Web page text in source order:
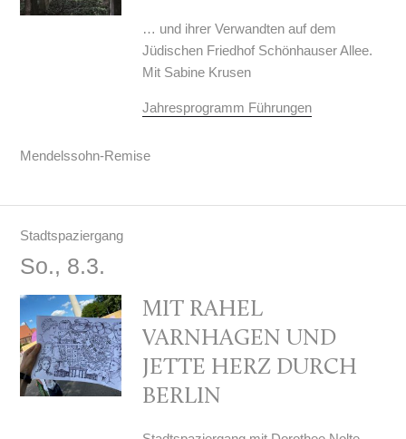
… und ihrer Verwandten auf dem
Jüdischen Friedhof Schönhauser Allee.
Mit Sabine Krusen
Jahresprogramm Führungen
Mendelssohn-Remise
Stadtspaziergang
So., 8.3.
MIT RAHEL
VARNHAGEN UND
JETTE HERZ DURCH
BERLIN